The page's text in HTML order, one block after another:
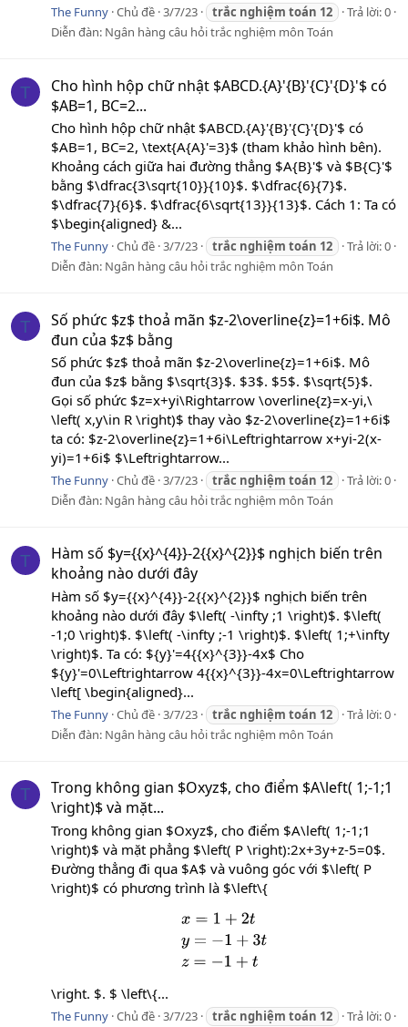
The Funny Chủ đề 3/7/23 trắc nghiệm toán 12
Trả lời: 0
Diễn đàn: Ngân hàng câu hỏi trắc nghiệm môn Toán
T
Cho hình hộp chữ nhật $ABCD.{A}'{B}'{C}'{D}'$ có
$AB=1, BC=2...
Cho hình hộp chữ nhật $ABCD.{A}'{B}'{C}'{D}'$ có
$AB=1, BC=2, \text{A{A}'=3}$ (tham khảo hình bên).
Khoảng cách giữa hai đường thẳng $A{B}'$ và $B{C}'$
bằng $\dfrac{3\sqrt{10}}{10}$. $\dfrac{6}{7}$.
$\dfrac{7}{6}$. $\dfrac{6\sqrt{13}}{13}$. Cách 1: Ta có
$\begin{aligned} &...
The Funny Chủ đề 3/7/23 trắc nghiệm toán 12
Trả lời: 0
Diễn đàn: Ngân hàng câu hỏi trắc nghiệm môn Toán
T
Số phức $z$ thoả mãn $z-2\overline{z}=1+6i$. Mô
đun của $z$ bằng
Số phức $z$ thoả mãn $z-2\overline{z}=1+6i$. Mô
đun của $z$ bằng $\sqrt{3}$. $3$. $5$. $\sqrt{5}$.
Gọi số phức $z=x+yi\Rightarrow \overline{z}=x-yi,\
\left( x,y\in R \right)$ thay vào $z-2\overline{z}=1+6i$
ta có: $z-2\overline{z}=1+6i\Leftrightarrow x+yi-2(x-
yi)=1+6i$ $\Leftrightarrow...
The Funny Chủ đề 3/7/23 trắc nghiệm toán 12
Trả lời: 0
Diễn đàn: Ngân hàng câu hỏi trắc nghiệm môn Toán
T
Hàm số $y={{x}^{4}}-2{{x}^{2}}$ nghịch biến trên
khoảng nào dưới đây
Hàm số $y={{x}^{4}}-2{{x}^{2}}$ nghịch biến trên
khoảng nào dưới đây $\left( -\infty ;1 \right)$. $\left(
-1;0 \right)$. $\left( -\infty ;-1 \right)$. $\left( 1;+\infty
\right)$. Ta có: ${y}'=4{{x}^{3}}-4x$ Cho
${y}'=0\Leftrightarrow 4{{x}^{3}}-4x=0\Leftrightarrow
\left[ \begin{aligned}...
The Funny Chủ đề 3/7/23 trắc nghiệm toán 12
Trả lời: 0
Diễn đàn: Ngân hàng câu hỏi trắc nghiệm môn Toán
T
Trong không gian $Oxyz$, cho điểm $A\left( 1;-1;1
\right)$ và mặt...
Trong không gian $Oxyz$, cho điểm $A\left( 1;-1;1
\right)$ và mặt phẳng $\left( P \right):2x+3y+z-5=0$.
Đường thẳng đi qua $A$ và vuông góc với $\left( P
\right)$ có phương trình là $\left\{
+2 ty= − 1+ 3tz
\right. $. $ \left\{...
The Funny Chủ đề 3/7/23 trắc nghiệm toán 12
Trả lời: 0